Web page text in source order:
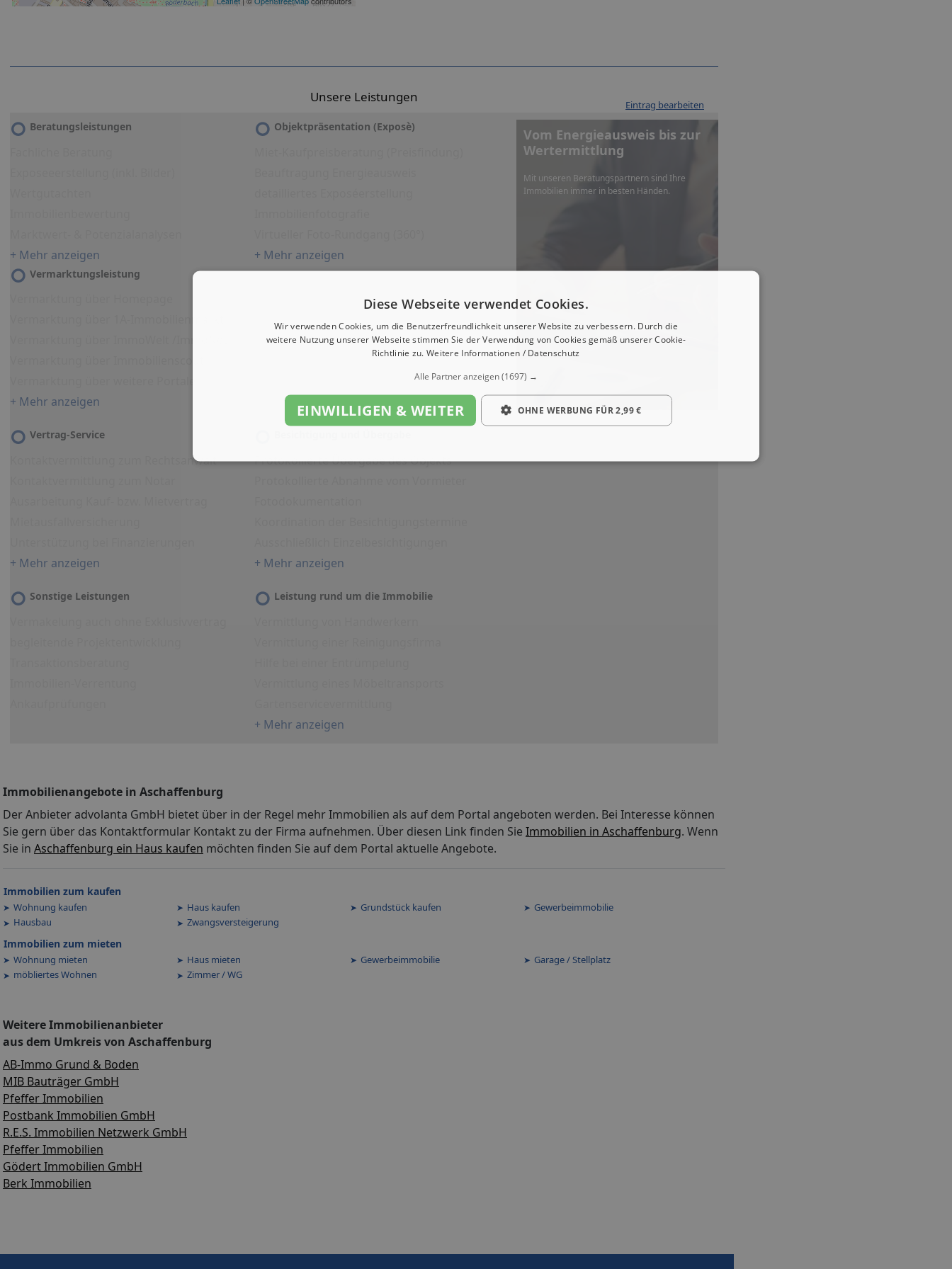
Unsere Leistungen Eintrag bearbeiten
Beratungsleistungen
+ Mehr anzeigen
Objektpräsentation (Exposè)
+ Mehr anzeigen
Vermarktungsleistung
+ Mehr anzeigen
Vertrag-Service
Kontaktvermittlung zum Rechtsanwalt
+ Mehr anzeigen
Protokollierte Übergabe des Objekts
+ Mehr anzeigen
Sonstige Leistungen Leistung rund um die Immobilie
+ Mehr anzeigen
Vom Energieausweis bis zur
Wertermittlung
Mit unseren Beratungspartnern sind Ihre
Immobilien immer in besten Händen.
Immobilienangebote in Aschaffenburg
Der Anbieter advolanta GmbH bietet über in der Regel mehr Immobilien als auf dem Portal angeboten werden. Bei Interesse können
Sie gern über das Kontaktformular Kontakt zu der Firma aufnehmen. Über diesen Link finden Sie Immobilien in Aschaffenburg. Wenn
Sie in Aschaffenburg ein Haus kaufen möchten finden Sie auf dem Portal aktuelle Angebote.
Immobilien zum kaufen
Wohnung kaufen Haus kaufen Grundstück kaufen
Gewerbeimmobilie
Hausbau
Zwangsversteigerung
Immobilien zum mieten
Wohnung mieten Haus mieten Gewerbeimmobilie
Garage / Stellplatz
möbliertes Wohnen
Zimmer / WG
Weitere Immobilienanbieter
aus dem Umkreis von Aschaffenburg
AB-Immo Grund & Boden
MIB Bauträger GmbH
Pfeffer Immobilien
Postbank Immobilien GmbH
R.E.S. Immobilien Netzwerk GmbH
Pfeffer Immobilien
Gödert Immobilien GmbH
Berk Immobilien
Diese Webseite verwendet Cookies.
Wir verwenden Cookies, um die Benutzerfreundlichkeit unserer Website zu verbessern. Durch die
weitere Nutzung unserer Webseite stimmen Sie der Verwendung von Cookies gemäß unserer Cookie-
Richtlinie zu. Weitere Informationen / Datenschutz
Alle Partner anzeigen(1697) →
EINWILLIGEN & WEITER OHNE WERBUNG FÜR 2,99 €